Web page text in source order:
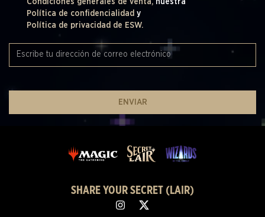
Política de confidencialidad y
Política de privacidad de ESW.
ENVIAR
SHARE YOUR SECRET (LAIR)